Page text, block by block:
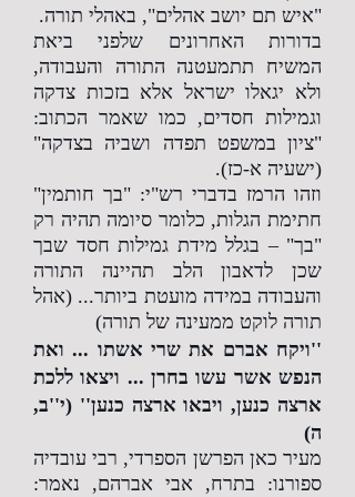
"איש תם יושב אהלים", באהלי תורה.
בדורות האחרונים שלפני ביאת
המשיח תתמעטנה התורה והעבודה,
ולא יגאלו ישראל אלא בזכות צדקה
וגמילות חסדים, כמו שאמר הכתוב:
"ציון במשפט תפדה ושביה בצדקה"
(ישעיה א-כז).
וזהו הרמז בדברי רש"י: "בך חותמין"
חתימת הגלות, כלומר סיומה תהיה רק
"בך" – בגלל מידת גמילות חסד שבך
שכן לדאבון הלב תהיינה התורה
והעבודה במידה מועטת ביותר... (אהל
תורה לוקט ממעינה של תורה)
''ויקח אברם את שרי אשתו ... ואת
הנפש אשר עשו בחרן ... ויצאו ללכת
ארצה כנען, ויבאו ארצה כנען'' (י''ב,
ה)
מעיר כאן הפרשן הספרדי, רבי עובדיה
ספורנו: בתרח, אבי אברהם, נאמר: